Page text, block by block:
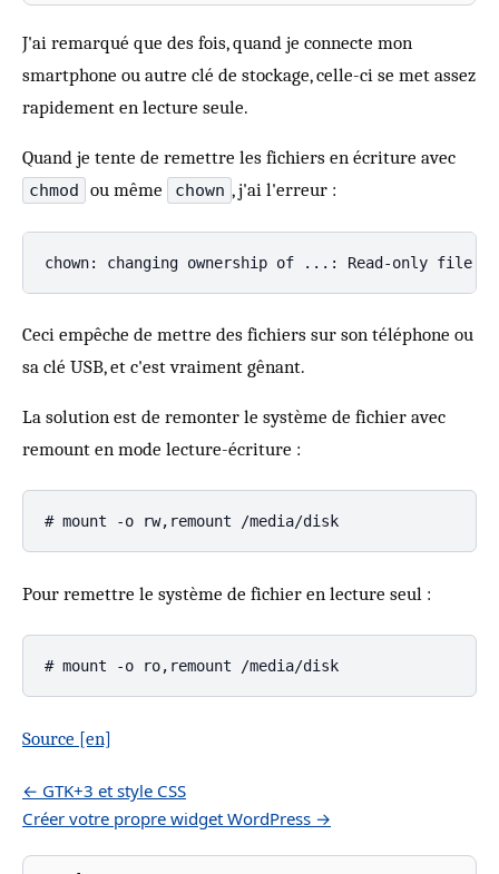
J'ai remarqué que des fois, quand je connecte mon
smartphone ou autre clé de stockage, celle-ci se met assez
rapidement en lecture seule.
Quand je tente de remettre les fichiers en écriture avec
chmod ou même chown , j'ai l'erreur :
Ceci empêche de mettre des fichiers sur son téléphone ou
sa clé USB, et c'est vraiment gênant.
La solution est de remonter le système de fichier avec
remount en mode lecture-écriture :
Pour remettre le système de fichier en lecture seul :
Source [en]
← GTK+3 et style CSS
Créer votre propre widget WordPress →